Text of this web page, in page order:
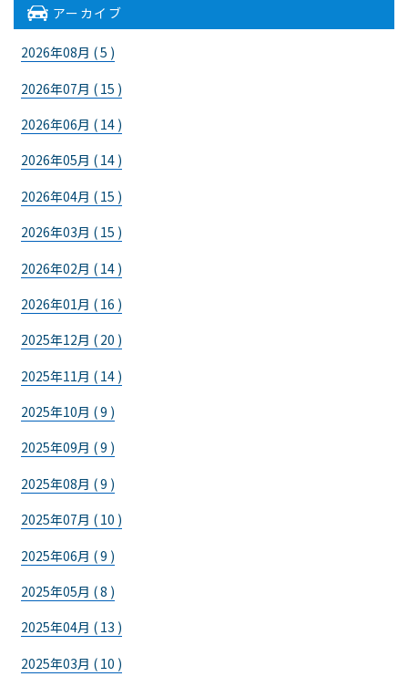
アーカイブ
2026年08月 ( 5 )
2026年07月 ( 15 )
2026年06月 ( 14 )
2026年05月 ( 14 )
2026年04月 ( 15 )
2026年03月 ( 15 )
2026年02月 ( 14 )
2026年01月 ( 16 )
2025年12月 ( 20 )
2025年11月 ( 14 )
2025年10月 ( 9 )
2025年09月 ( 9 )
2025年08月 ( 9 )
2025年07月 ( 10 )
2025年06月 ( 9 )
2025年05月 ( 8 )
2025年04月 ( 13 )
2025年03月 ( 10 )